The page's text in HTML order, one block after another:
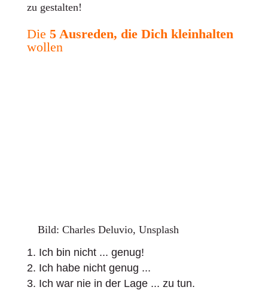
zu gestalten!
Die 5 Ausreden, die Dich kleinhalten
wollen
Bild: Charles Deluvio, Unsplash
Ich bin nicht ... genug!
Ich habe nicht genug ...
Ich war nie in der Lage ... zu tun.